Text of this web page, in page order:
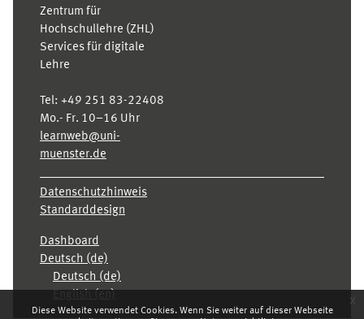
Diese Website verwendet Cookies. Wenn Sie weiter auf dieser Webseite
x
Zentrum für
Hochschullehre (ZHL)
Services für digitale
Lehre
Tel: +49 251 83-22408
Mo.- Fr. 10–16 Uhr
learnweb@uni-
muenster.de
Datenschutzhinweis
Standarddesign
Dashboard
Deutsch ‎(de)‎
Deutsch ‎(de)‎